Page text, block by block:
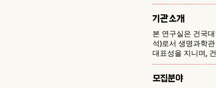
기관소개
본 연구실은 건국
석)로서 생명과학
대표성을 지니며,
모집분야